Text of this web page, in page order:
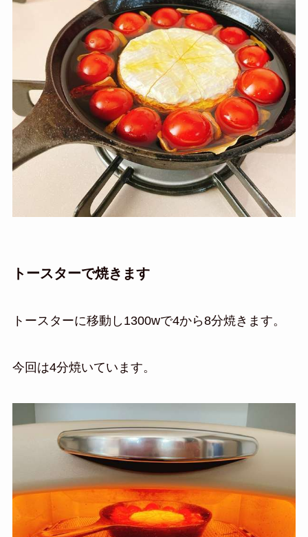
トースターで焼きます
トースターに移動し1300wで4から8分焼きます。
今回は4分焼いています。